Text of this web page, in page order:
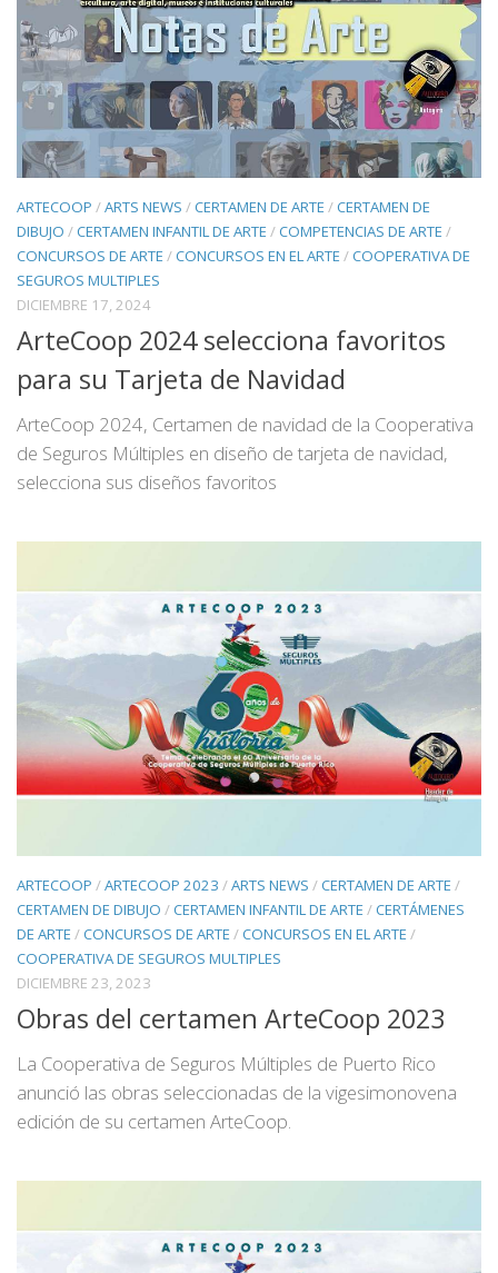
ARTECOOP /ARTS NEWS /CERTAMEN DE ARTE /CERTAMEN DE
DIBUJO /CERTAMEN INFANTIL DE ARTE /COMPETENCIAS DE ARTE /
CONCURSOS DE ARTE /CONCURSOS EN EL ARTE /COOPERATIVA DE
SEGUROS MULTIPLES
DICIEMBRE 17, 2024
ArteCoop 2024 selecciona favoritos
para su Tarjeta de Navidad
ArteCoop 2024, Certamen de navidad de la Cooperativa
de Seguros Múltiples en diseño de tarjeta de navidad,
selecciona sus diseños favoritos
ARTECOOP /ARTECOOP 2023 /ARTS NEWS /CERTAMEN DE ARTE /
CERTAMEN DE DIBUJO /CERTAMEN INFANTIL DE ARTE /CERTÁMENES
DE ARTE /CONCURSOS DE ARTE /CONCURSOS EN EL ARTE /
COOPERATIVA DE SEGUROS MULTIPLES
DICIEMBRE 23, 2023
Obras del certamen ArteCoop 2023
La Cooperativa de Seguros Múltiples de Puerto Rico
anunció las obras seleccionadas de la vigesimonovena
edición de su certamen ArteCoop.